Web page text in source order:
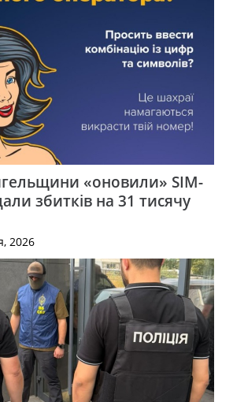
«оновили» SIM-
збитків на 31 тисячу
2026